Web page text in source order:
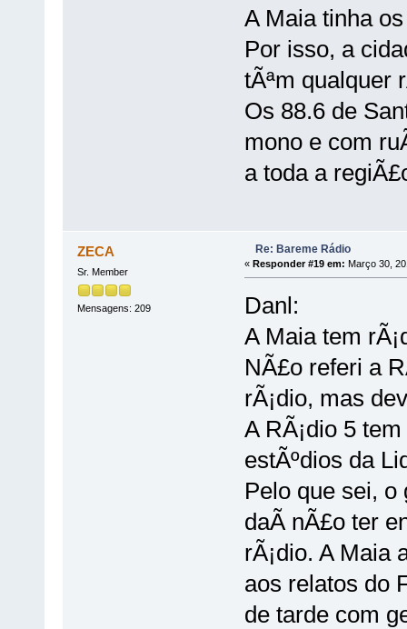
A Maia tinha
Por isso, a
tÃªm qualquer
Os 88.6 de
mono e com
a toda a
ZECA
Sr. Member
Mensagens: 209
Re: Bareme Rádio
« Responder #19 em: Março 30,
Danl:
A Maia tem
NÃ£o referi a
rÃ¡dio, mas
A RÃ¡dio 5
estÃºdios da
Pelo que sei,
daÃ­ nÃ£o ter
rÃ¡dio. A Maia
aos relatos do
de tarde com